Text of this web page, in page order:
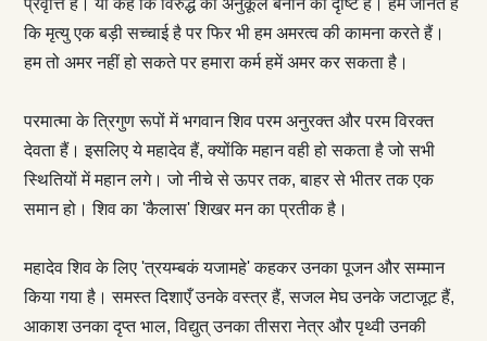
कि मृत्यु एक बड़ी सच्चाई है पर फिर भी हम अमरत्व की कामना करते हैं।
हम तो अमर नहीं हो सकते पर हमारा कर्म हमें अमर कर सकता है।
परमात्मा के त्रिगुण रूपों में भगवान शिव परम अनुरक्त और परम विरक्त
देवता हैं। इसलिए ये महादेव हैं, क्योंकि महान वही हो सकता है जो सभी
स्थितियों में महान लगे। जो नीचे से ऊपर तक, बाहर से भीतर तक एक
समान हो। शिव का 'कैलास' शिखर मन का प्रतीक है।
महादेव शिव के लिए 'त्रयम्बकं यजामहे' कहकर उनका पूजन और सम्मान
किया गया है। समस्त दिशाएँ उनके वस्त्र हैं, सजल मेघ उनके जटाजूट हैं,
आकाश उनका दृप्त भाल, विद्युत् उनका तीसरा नेत्र और पृथ्वी उनकी